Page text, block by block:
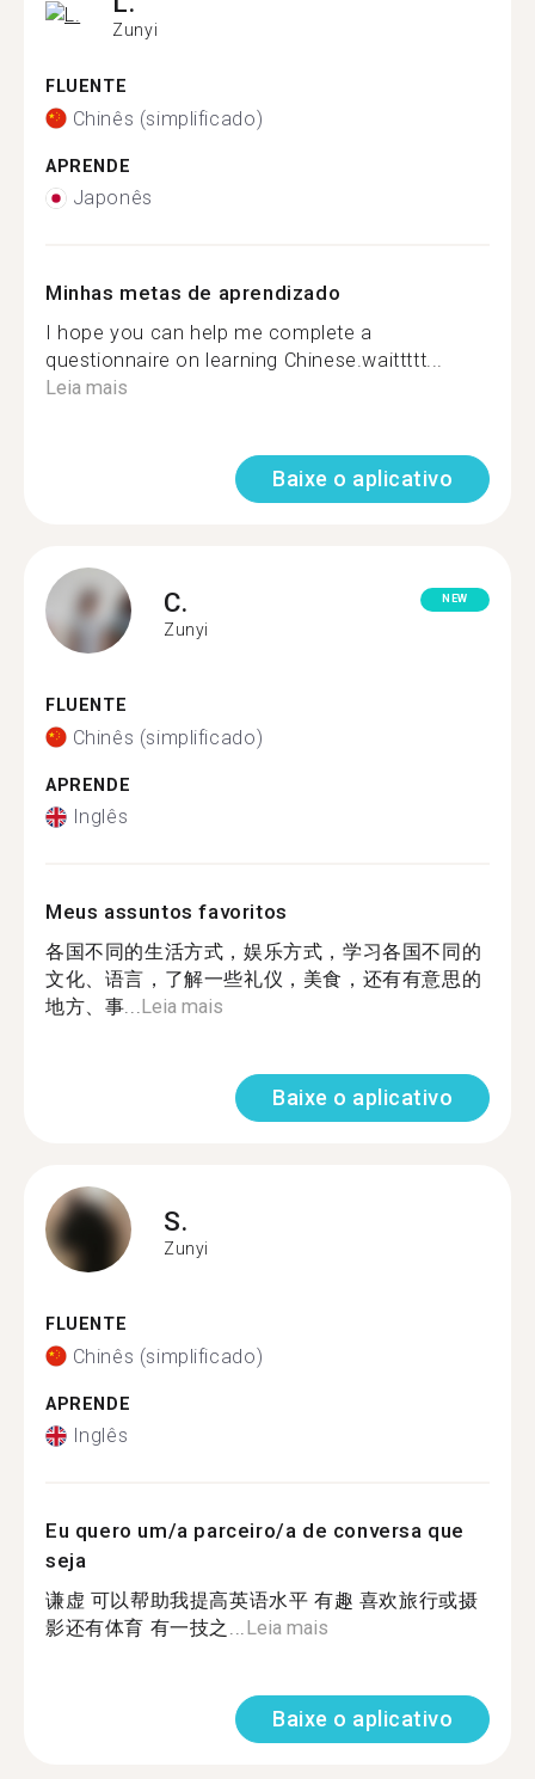
Zunyi
FLUENTE
Chinês (simplificado)
APRENDE
Japonês
Minhas metas de aprendizado
I hope you can help me complete a
questionnaire on learning Chinese.waittttt...
Leia mais
Baixe o aplicativo
C.
Zunyi
NEW
FLUENTE
Chinês (simplificado)
APRENDE
Inglês
Meus assuntos favoritos
各国不同的生活方式，娱乐方式，学习各国不同的
文化、语言，了解一些礼仪，美食，还有有意思的
地方、事...Leia mais
Baixe o aplicativo
S.
Zunyi
FLUENTE
Chinês (simplificado)
APRENDE
Inglês
Eu quero um/a parceiro/a de conversa que
seja
谦虚 可以帮助我提高英语水平 有趣 喜欢旅行或摄
影还有体育 有一技之...Leia mais
Baixe o aplicativo